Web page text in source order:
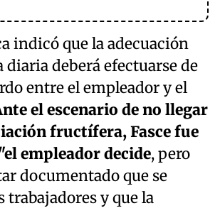
indicó que la adecuación
diaria deberá efectuarse de
entre el empleador y el
el escenario de no llegar
fructífera, Fasce fue
empleador decide, pero
documentado que se
trabajadores y que la